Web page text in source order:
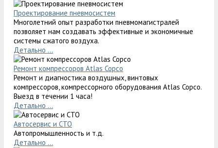
Проектирование пневмосистем
Многолетний опыт разработки пневмомагистралей
позволяет нам создавать эффективные и экономичные
системы сжатого воздуха.
Детально ...
Ремонт компрессоров Atlas Copco
Ремонт и диагностика воздушных, винтовых
компрессоров, компрессорного оборудования Atlas Copco.
Выезд в течении 1 часа!
Детально ...
Автосервис и СТО
Автопромышленность и т.д.
Детально ...